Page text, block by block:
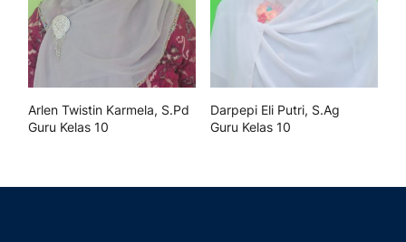
Arlen Twistin Karmela, S.Pd
Guru Kelas 10
Darpepi Eli Putri, S.Ag
Guru Kelas 10